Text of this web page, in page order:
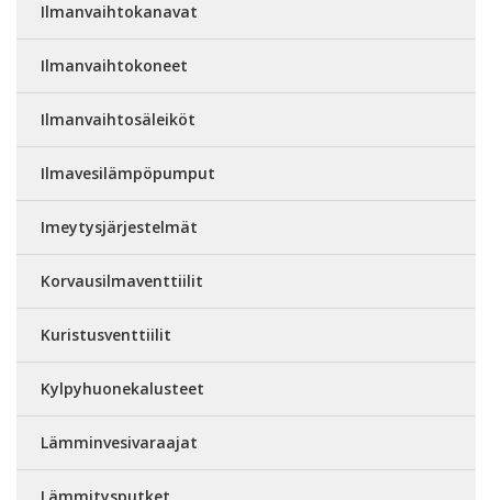
Ilmanvaihtokanavat
Ilmanvaihtokoneet
Ilmanvaihtosäleiköt
Ilmavesilämpöpumput
Imeytysjärjestelmät
Korvausilmaventtiilit
Kuristusventtiilit
Kylpyhuonekalusteet
Lämminvesivaraajat